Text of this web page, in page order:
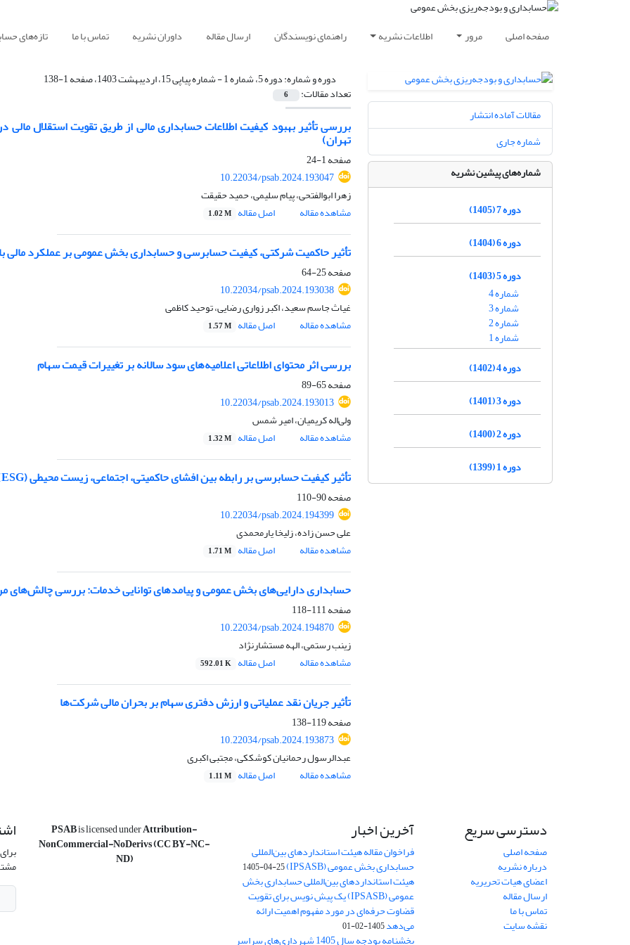
صفحه اصلی مرور اطلاعات نشریه راهنمای نویسندگان ارسال مقاله داوران نشریه تماس با ما تازه‌های
دوره و شماره:دوره 5، شماره 1 - شماره پیاپی 15، اردیبهشت 1403، صفحه 1-138
تعداد مقالات: 6
بررسی تأثیر بهبود کیفیت اطلاعات حسابداری مالی از طریق تقویت استقلال
تهران)
صفحه1-24
10.22034/psab.2024.193047
زهرا ابوالفتحی، پیام سلیمی، حمید حقیقت
مشاهده مقاله
اصل مقاله 1.02 M
تأثیر حاکمیت شرکتی، کیفیت حسابرسی و حسابداری بخش عمومی بر عملکرد مالی
صفحه25-64
10.22034/psab.2024.193038
غیاث جاسم سعید، اکبر زواری رضایی، توحید کاظمی
مشاهده مقاله
اصل مقاله 1.57 M
بررسی اثر محتوای اطلاعاتی اعلامیه‌های سود سالانه بر تغییرات قیمت سهام
صفحه65-89
10.22034/psab.2024.193013
ولی‌اله کریمیان، امیر شمس
مشاهده مقاله
اصل مقاله 1.32 M
تأثیر کیفیت حسابرسی بر رابطه بین افشای حاکمیتی، اجتماعی، زیست‌ محیطی (ESG) و سیاست سود سهام پرداختی
صفحه90-110
10.22034/psab.2024.194399
علی حسن زاده، زلیخا یارمحمدی
مشاهده مقاله
اصل مقاله 1.71 M
حسابداری دارایی‌های بخش عمومی و پیامدهای توانایی خدمات: بررسی چالش‌های
صفحه111-118
10.22034/psab.2024.194870
زینب رستمی، الهه مستشارنژاد
مشاهده مقاله
اصل مقاله 592.01 K
تأثیر جریان نقد عملیاتی و ارزش دفتری سهام بر بحران مالی شرکت‌ها
صفحه119-138
10.22034/psab.2024.193873
عبدالرسول رحمانیان کوشککی، مجتبی اکبری
مشاهده مقاله
اصل مقاله 1.11 M
مقالات آماده انتشار
شماره جاری
شماره‌های پیشین نشریه
دوره 7 (1405)
دوره 6 (1404)
دوره 5 (1403)
شماره 4
شماره 3
شماره 2
شماره 1
دوره 4 (1402)
دوره 3 (1401)
دوره 2 (1400)
دوره 1 (1399)
دسترسی سریع
صفحه اصلی
درباره نشریه
اعضای هیات تحریریه
ارسال مقاله
تماس با ما
نقشه سایت
آخرین اخبار
فراخوان مقاله هیئت استانداردهای بین‌المللی
حسابداری بخش عمومی (IPSASB) 1405-04-25
هیئت استانداردهای بین‌المللی حسابداری بخش
عمومی (IPSASB) یک پیش نویس برای تقویت
قضاوت‌ حرفه‌ای در مورد مفهوم اهمیت ارائه
می‌دهد1405-02-01
بخشنامه بودجه سال 1405 شهرداری‌های سراسر
PSABis licensed underAttribution-
NonCommercial-NoDerivs (CC BY-NC-
ND)